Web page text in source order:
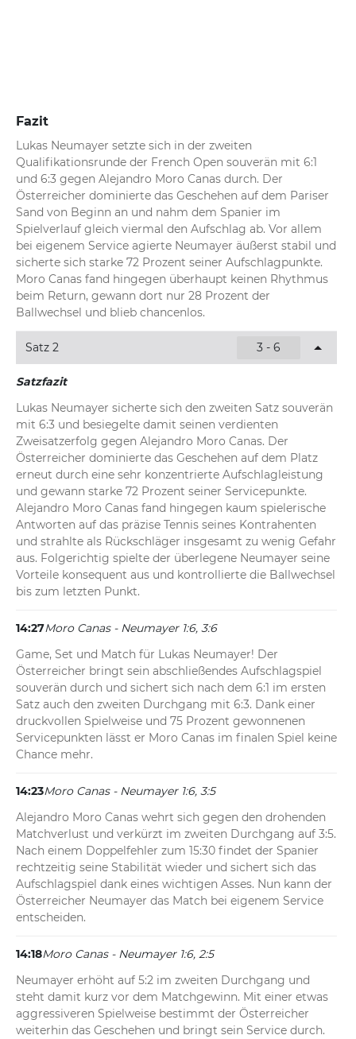
Fazit
Lukas Neumayer setzte sich in der zweiten
Qualifikationsrunde der French Open souverän mit 6:1
und 6:3 gegen Alejandro Moro Canas durch. Der
Österreicher dominierte das Geschehen auf dem Pariser
Sand von Beginn an und nahm dem Spanier im
Spielverlauf gleich viermal den Aufschlag ab. Vor allem
bei eigenem Service agierte Neumayer äußerst stabil und
sicherte sich starke 72 Prozent seiner Aufschlagpunkte.
Moro Canas fand hingegen überhaupt keinen Rhythmus
beim Return, gewann dort nur 28 Prozent der
Ballwechsel und blieb chancenlos.
Satz 2 3 - 6
Satzfazit
Lukas Neumayer sicherte sich den zweiten Satz souverän
mit 6:3 und besiegelte damit seinen verdienten
Zweisatzerfolg gegen Alejandro Moro Canas. Der
Österreicher dominierte das Geschehen auf dem Platz
erneut durch eine sehr konzentrierte Aufschlagleistung
und gewann starke 72 Prozent seiner Servicepunkte.
Alejandro Moro Canas fand hingegen kaum spielerische
Antworten auf das präzise Tennis seines Kontrahenten
und strahlte als Rückschläger insgesamt zu wenig Gefahr
aus. Folgerichtig spielte der überlegene Neumayer seine
Vorteile konsequent aus und kontrollierte die Ballwechsel
bis zum letzten Punkt.
14:27Moro Canas - Neumayer 1:6, 3:6
Game, Set und Match für Lukas Neumayer! Der
Österreicher bringt sein abschließendes Aufschlagspiel
souverän durch und sichert sich nach dem 6:1 im ersten
Satz auch den zweiten Durchgang mit 6:3. Dank einer
druckvollen Spielweise und 75 Prozent gewonnenen
Servicepunkten lässt er Moro Canas im finalen Spiel keine
Chance mehr.
14:23Moro Canas - Neumayer 1:6, 3:5
Alejandro Moro Canas wehrt sich gegen den drohenden
Matchverlust und verkürzt im zweiten Durchgang auf 3:5.
Nach einem Doppelfehler zum 15:30 findet der Spanier
rechtzeitig seine Stabilität wieder und sichert sich das
Aufschlagspiel dank eines wichtigen Asses. Nun kann der
Österreicher Neumayer das Match bei eigenem Service
entscheiden.
14:18Moro Canas - Neumayer 1:6, 2:5
Neumayer erhöht auf 5:2 im zweiten Durchgang und
steht damit kurz vor dem Matchgewinn. Mit einer etwas
aggressiveren Spielweise bestimmt der Österreicher
weiterhin das Geschehen und bringt sein Service durch.